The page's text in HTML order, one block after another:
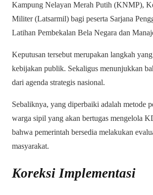
Kampung Nelayan Merah Putih (KNMP),
Militer (Latsarmil) bagi peserta Sarjana
Latihan Pembekalan Bela Negara dan
Keputusan tersebut merupakan langkah
kebijakan publik. Sekaligus menunjukkan
dari agenda strategis nasional.
Sebaliknya, yang diperbaiki adalah metode
warga sipil yang akan bertugas mengelola
bahwa pemerintah bersedia melakukan
masyarakat.
Koreksi Implementasi